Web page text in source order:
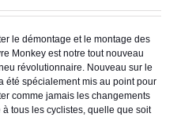
le démontage et le montage des
Monkey est notre tout nouveau
révolutionnaire. Nouveau sur le
été spécialement mis au point pour
comme jamais les changements
à tous les cyclistes, quelle que soit